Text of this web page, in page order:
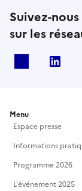
Suivez-nous
sur les
Menu
Espace presse
Informations
Programme 2026
L'événement 2025